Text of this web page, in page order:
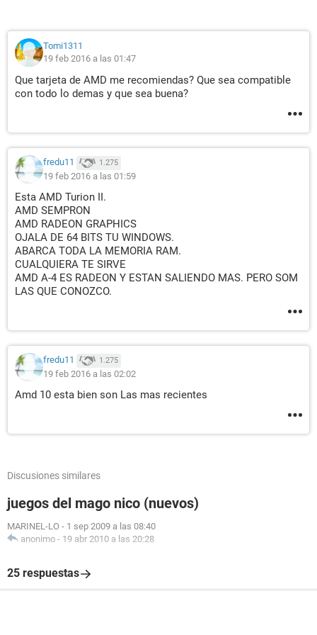
Tomi1311
19 feb 2016 a las 01:47
Que tarjeta de AMD me recomiendas? Que sea compatible
con todo lo demas y que sea buena?
fredu11 1.275
19 feb 2016 a las 01:59
Esta AMD Turion II.
AMD SEMPRON
AMD RADEON GRAPHICS
OJALA DE 64 BITS TU WINDOWS.
ABARCA TODA LA MEMORIA RAM.
CUALQUIERA TE SIRVE
AMD A-4 ES RADEON Y ESTAN SALIENDO MAS. PERO SOM
LAS QUE CONOZCO.
fredu11 1.275
19 feb 2016 a las 02:02
Amd 10 esta bien son Las mas recientes
Discusiones similares
juegos del mago nico (nuevos)
MARINEL-LO - 1 sep 2009 a las 08:40
anonimo - 19 abr 2010 a las 20:28
25 respuestas